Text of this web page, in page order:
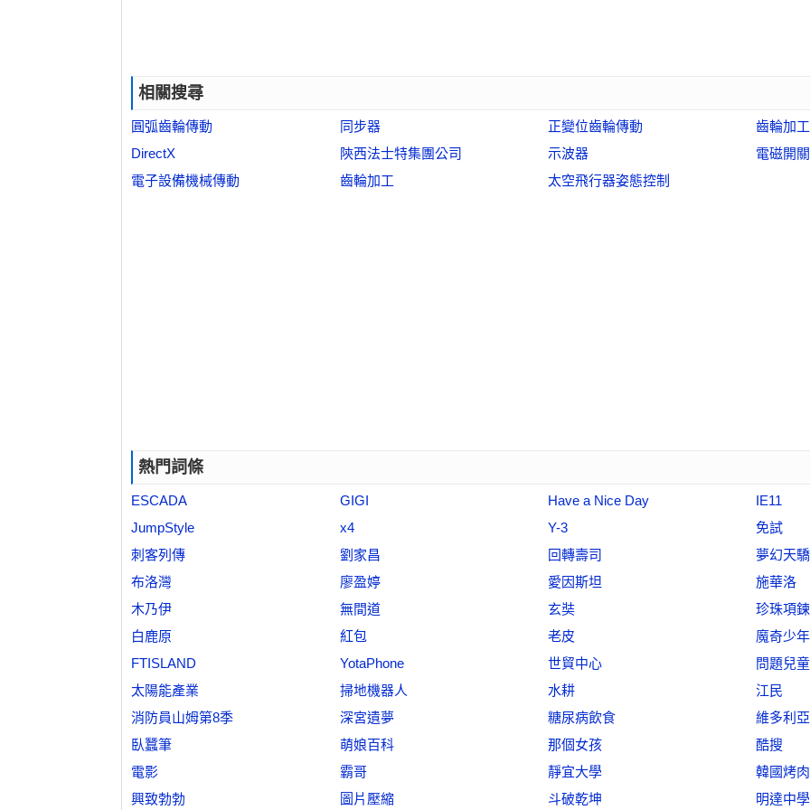
相關搜尋
圓弧齒輪傳動 同步器 正變位齒輪傳動
齒輪加
DirectX
陝西法士特集團公司 示波器
電磁開關
電子設備機械傳動
齒輪加工 太空飛行器姿態控制
熱門詞條
ESCADA GIGI Have a Nice Day
IE11
JumpStyle
x4 Y-3
免試
刺客列傳
劉家昌 回轉壽司
夢幻天驕
布洛灣
廖盈婷 愛因斯坦
施華洛
木乃伊
無間道 玄奘
珍珠項鍊
白鹿原
紅包 老皮
魔奇少年
FTISLAND
YotaPhone 世貿中心
問題兒童
太陽能產業
掃地機器人 水耕
江民
消防員山姆第8季
深宮遺夢 糖尿病飲食
維多利亞
臥蠶筆
萌娘百科 那個女孩
酷搜
電影
霸哥 靜宜大學
韓國烤
興致勃勃
圖片壓縮 斗破乾坤 明達中學